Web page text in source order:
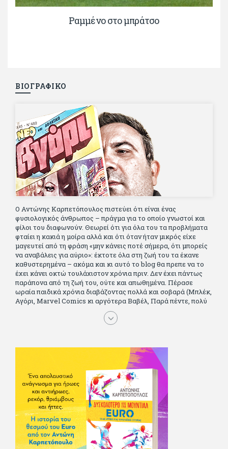
Ραμμένο στο μπράτσο
ΒΙΟΓΡΑΦΙΚΟ
Ο Αντώνης Καρπετόπουλος πιστεύει ότι είναι ένας
φυσιολογικός άνθρωπος – πράγμα για το οποίο γνωστοί και
φίλοι του διαφωνούν. Θεωρεί ότι για όλα του τα προβλήματα
φταίει η κακιά η μοίρα αλλά και ότι όταν ήταν μικρός είχε
μαγευτεί από τη φράση «μην κάνεις ποτέ σήμερα, ότι μπορείς
να αναβάλεις για αύριο»: έκτοτε όλα στη ζωή του τα έκανε
καθυστερημένα – ακόμα και κι αυτό το blog θα πρεπε να το
έχει κάνει οκτώ τουλάχιστον χρόνια πριν. Δεν έχει πάντως
παράπονα από τη ζωή του, ούτε και απωθημένα. Πέρασε
ωραία παιδικά χρόνια διαβάζοντας πολλά και σοβαρά (Μπλέκ,
Αγόρι, Μarvel Comics κι αργότερα Βαβέλ, Παρά πέντε, πολύ
Αλέξανδρο Δουμά και αρκετό Ιούλιο Βέρν πριν τον κερδίσουν
τα αστυνομικά), απέκτησε τους σωστούς φίλους κυρίως γιατί
ταινίες κι έγραφε και στο περιοδικό Σινεμά, είχε κάποιες
αισθηματικές περιπέτειες που σκόρπισαν γέλιο στους φίλους
του - αν όχι και στον ίδιο. Πήγε στρατό κανονικά στα σύνορα
και διατήρησε μια καλή σχέση με την οικογένεια του, την
οποία αισθάνεται πως διάφορες φορές έφερε σε δύσκολη
θέση. Κείμενο με την υπογραφή του πρωτοδημοσιεύτηκε στο
Φίλαθλο το 1992. Επέστρεψε οριστικά στην Ελλάδα το 1998,
δούλεψε για πολλούς (αφού δυσκολεύεται να πει όχι), και
κάποιοι, αν όχι και όλοι, τον πλήρωσαν κι έμειναν και
ευχαριστημένοι από τη συνεργασία. Σήμερα πλέον εργάζεται
στον Sport Fm (όπου έχει κλείσει εικοσαετία) και στη